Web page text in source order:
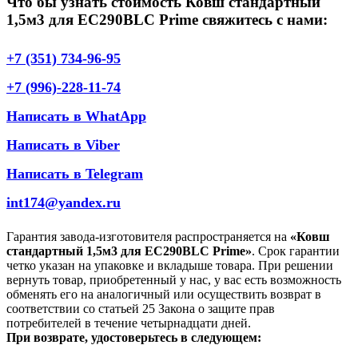
1,5м3 для EC290BLC Prime свяжитесь с нами:
+7 (351) 734-96-95
+7 (996)-228-11-74
Написать в WhatApp
Написать в Viber
Написать в Telegram
int174@yandex.ru
Гарантия завода-изготовителя распространяется на «Ковш
стандартный 1,5м3 для EC290BLC Prime». Срок гарантии
четко указан на упаковке и вкладыше товара. При решении
вернуть товар, приобретенный у нас, у вас есть возможность
обменять его на аналогичный или осуществить возврат в
соответствии со статьей 25 Закона о защите прав
потребителей в течение четырнадцати дней.
При возврате, удостоверьтесь в следующем: